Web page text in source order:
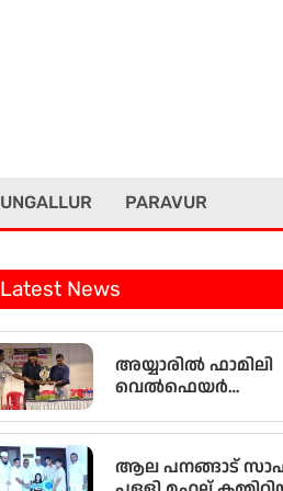
PARAVUR
Latest News
അയ്യാരിൽ ഫാമിലി
വെൽഫെയർ
കുടുംബസംഗമവും
പൊതുയോഗവും
ആല പനങ്ങാട്